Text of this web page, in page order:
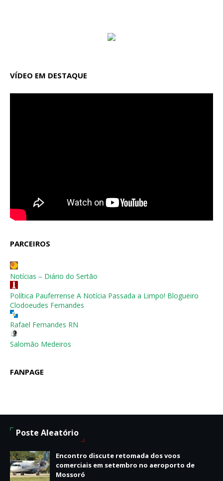
VÍDEO EM DESTAQUE
PARCEIROS
Notícias – Diário do Sertão
Política Pauferrense A Notícia Passada a Limpo! Blogueiro
Clodoeudes Fernandes
Rafael Fernandes RN
Salomão Medeiros
FANPAGE
Poste Aleatório
Encontro discute retomada dos voos
comerciais em setembro no aeroporto de
Mossoró